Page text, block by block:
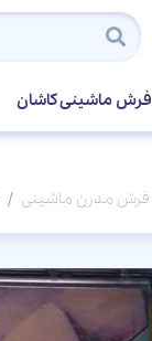
فرش ماشینی کاشان
فرش مدرن ماشینی